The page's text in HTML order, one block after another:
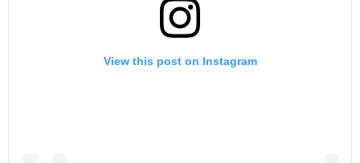
View this post on Instagram